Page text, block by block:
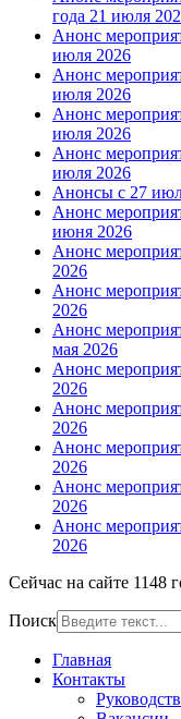
года 21 июля
Анонс
июля 2026
Анонс
июля 2026
Анонс
июля 2026
Анонс
июля 2026
Анонсы с 27
Анонс
июня 2026
Анонс
2026
Анонс
2026
Анонс
мая 2026
Анонс
2026
Анонс
2026
Анонс
2026
Анонс
2026
Анонс
2026
Сейчас на сайте 1148
Поиск
Главная
Контакты